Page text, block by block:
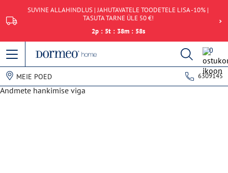
SUVINE ALLAHINDLUS | JAHUTAVATELE TOODETELE LISA -10% |
TASUTA TARNE ÜLE 50 €!
2p : 5t : 38m : 58s
0
MEIE POED 6309145
Andmete hankimise viga